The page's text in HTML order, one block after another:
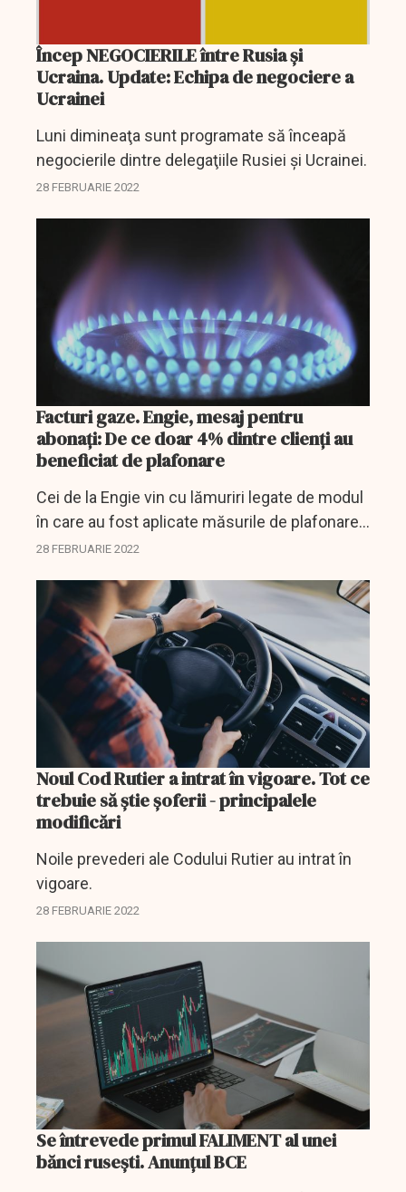
Încep NEGOCIERILE între Rusia şi
Ucraina. Update: Echipa de negociere a
Ucrainei
Luni dimineaţa sunt programate să înceapă
negocierile dintre delegaţiile Rusiei şi Ucrainei.
28 FEBRUARIE 2022
Facturi gaze. Engie, mesaj pentru
abonaţi: De ce doar 4% dintre clienți au
beneficiat de plafonare
Cei de la Engie vin cu lămuriri legate de modul
în care au fost aplicate măsurile de plafonare
şi compensare decise de către Guvern.
28 FEBRUARIE 2022
Noul Cod Rutier a intrat în vigoare. Tot ce
trebuie să ştie şoferii - principalele
modificări
Noile prevederi ale Codului Rutier au intrat în
vigoare.
28 FEBRUARIE 2022
Se întrevede primul FALIMENT al unei
bănci ruseşti. Anunţul BCE